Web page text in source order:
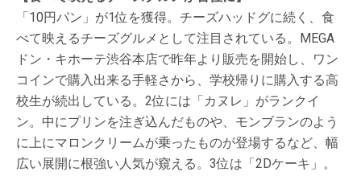
「10円パン」が1位を獲得。チーズハッドグに続く、食
べて映えるチーズグルメとして注目されている。MEGA
ドン・キホーテ渋谷本店で昨年より販売を開始し、ワン
コインで購入出来る手軽さから、学校帰りに購入する高
校生が続出している。2位には「カヌレ」がランクイ
ン。中にプリンを注ぎ込んだものや、モンブランのよう
に上にマロンクリームが乗ったものが登場するなど、幅
広い展開に根強い人気が窺える。3位は「2Dケーキ」。